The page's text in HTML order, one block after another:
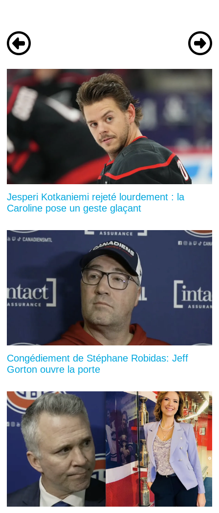
Jesperi Kotkaniemi rejeté lourdement : la
Caroline pose un geste glaçant
Congédiement de Stéphane Robidas: Jeff
Gorton ouvre la porte